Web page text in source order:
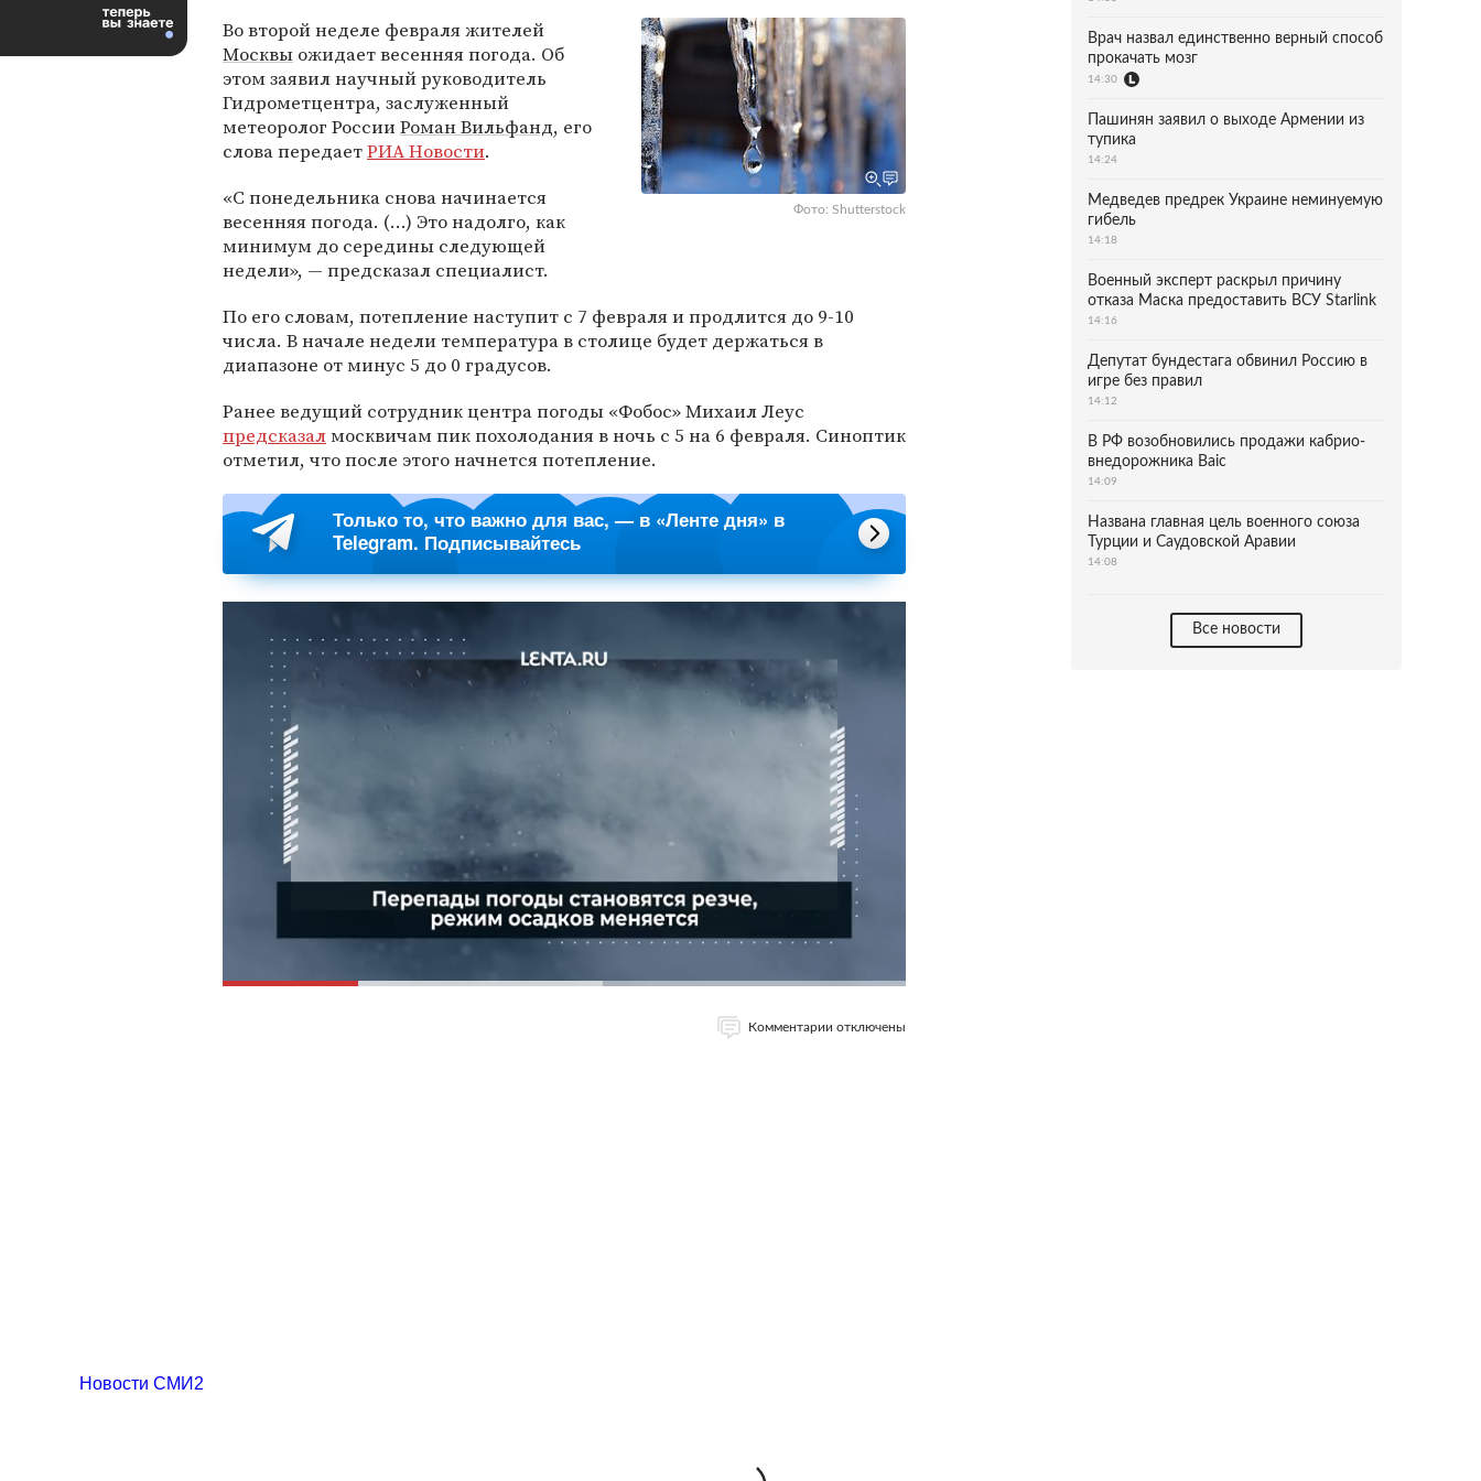
Фото: Shutterstock
Во второй неделе февраля жителей
Москвы ожидает весенняя погода. Об
этом заявил научный руководитель
Гидрометцентра, заслуженный
метеоролог РоссииРоман Вильфанд, его
слова передаетРИА Новости.
«С понедельника снова начинается
весенняя погода. (…) Это надолго, как
минимум до середины следующей
недели», — предсказал специалист.
По его словам, потепление наступит с 7 февраля и продлится до 9-10
числа. В начале недели температура в столице будет держаться в
диапазоне от минус 5 до 0 градусов.
Ранее ведущий сотрудник центра погоды «Фобос» Михаил Леус
предсказал москвичам пик похолодания в ночь с 5 на 6 февраля. Синоптик
отметил, что после этого начнется потепление.
Только то, что важно для вас, — в «Ленте дня» в
Telegram. Подписывайтесь
Комментарии отключены
Врач назвал единственно верный способ
прокачать мозг
14:30
Пашинян заявил о выходе Армении из
тупика
14:24
Медведев предрек Украине неминуемую
гибель
14:18
Военный эксперт раскрыл причину
отказа Маска предоставить ВСУ Starlink
14:16
Депутат бундестага обвинил Россию в
игре без правил
14:12
В РФ возобновились продажи кабрио-
внедорожника Baic
14:09
Названа главная цель военного союза
Турции и Саудовской Аравии
14:08
Все новости
Новости СМИ2